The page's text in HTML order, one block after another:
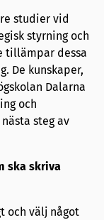
studier vid
styrning och
tillämpar dessa
De kunskaper,
Dalarna
och
steg av
ska skriva
och välj något